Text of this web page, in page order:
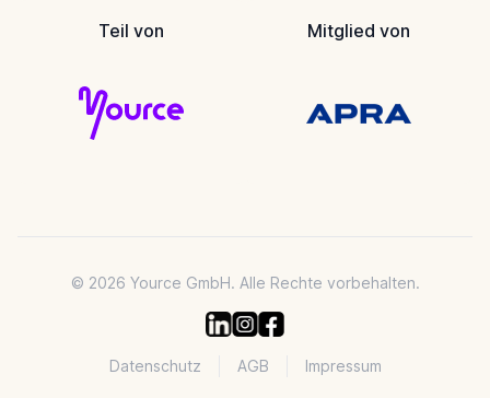
Teil von Mitglied von
© 2026 Yource GmbH. Alle Rechte vorbehalten.
Datenschutz AGB Impressum